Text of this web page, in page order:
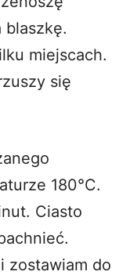
blaszkę.
miejscach.
się
180°C.
Ciasto
zostawiam do